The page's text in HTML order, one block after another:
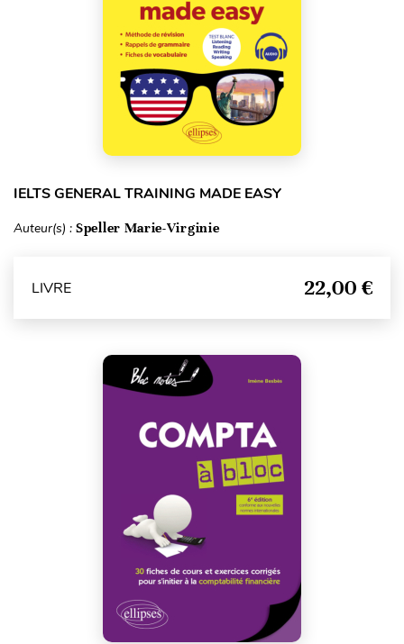
IELTS GENERAL TRAINING MADE EASY
Auteur(s) : Speller Marie-Virginie
LIVRE 22,00 €